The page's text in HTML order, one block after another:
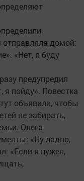
домой:
«Нет, я буду
предупредил
я пойду». Повестка
объявили, чтобы
не забирать,
Олега
«Ну ладно,
«Если я нужен,